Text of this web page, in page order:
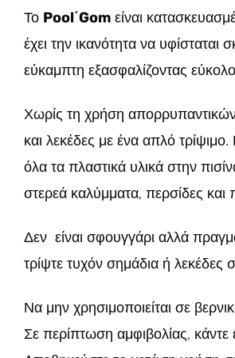
Το Pool΄Gom είναι
έχει την ικανότητα να
εύκαμπτη εξασφαλίζοντας
Χωρίς τη χρήση
και λεκέδες με ένα απλό
όλα τα πλαστικά υλικά στην
στερεά καλύμματα, περσίδες
Δεν είναι σφουγγάρι αλλά
τρίψτε τυχόν σημάδια ή λεκέδες
Να μην χρησιμοποιείται σε
Σε περίπτωση αμφιβολίας,